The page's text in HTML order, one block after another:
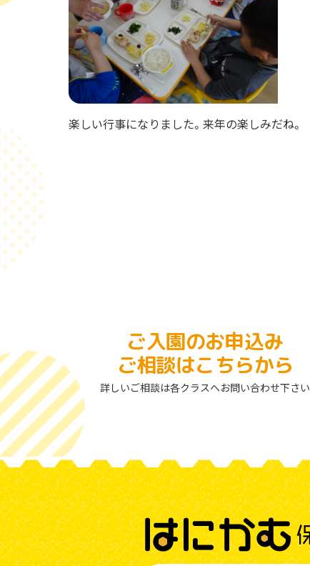
楽しい行事になりました。来年の楽しみだね。
ご入園のお申込み
ご相談はこちらから
詳しいご相談は各クラスへお問い合わせ下さい